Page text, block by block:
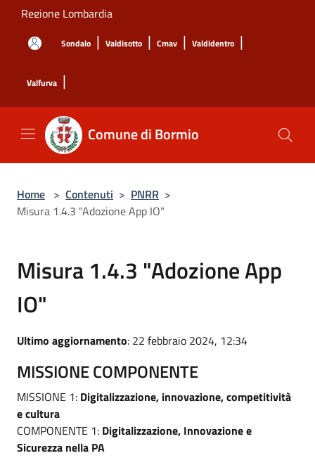
Salta al contenuto principale
Regione Lombardia
Sondalo | Valdisotto | Cmav | Valdidentro |
Valfurva |
Comune di Bormio
Home > Contenuti > PNRR >
Misura 1.4.3 "Adozione App IO"
Misura 1.4.3 "Adozione App
IO"
Ultimo aggiornamento: 22 febbraio 2024, 12:34
MISSIONE COMPONENTE
MISSIONE 1: Digitalizzazione, innovazione, competitività
e cultura
COMPONENTE 1: Digitalizzazione, Innovazione e
Sicurezza nella PA